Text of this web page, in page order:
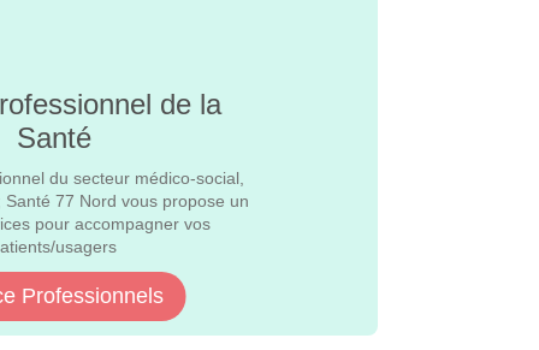
de la
Santé
du secteur médico-social,
77 Nord vous propose un
pour accompagner vos
usagers
Professionnels